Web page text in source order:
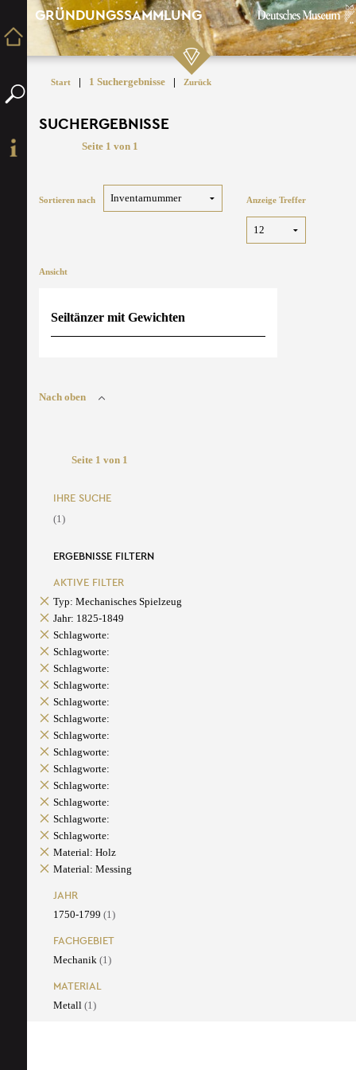
GRÜNDUNGSSAMMLUNG
Start | 1 Suchergebnisse | Zurück
SUCHERGEBNISSE
Seite 1 von 1
Sortieren nach Anzeige Treffer
Ansicht
Seiltänzer mit Gewichten
Nach oben
Seite 1 von 1
IHRE SUCHE
(1)
ERGEBNISSE FILTERN
AKTIVE FILTER
Typ: Mechanisches Spielzeug
Jahr: 1825-1849
Schlagworte:
Schlagworte:
Schlagworte:
Schlagworte:
Schlagworte:
Schlagworte:
Schlagworte:
Schlagworte:
Schlagworte:
Schlagworte:
Schlagworte:
Schlagworte:
Schlagworte:
Material: Holz
Material: Messing
JAHR
1750-1799 (1)
FACHGEBIET
Mechanik (1)
MATERIAL
Metall (1)